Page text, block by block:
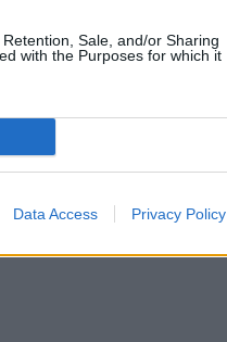
Sale, and/or Sharing
with the Purposes for which it
Data Access Privacy Policy